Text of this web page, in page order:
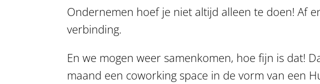
Ondernemen hoef je niet altijd alleen te doen! Af
verbinding.
En we mogen weer samenkomen, hoe fijn is dat!
maand een coworking space in de vorm van een